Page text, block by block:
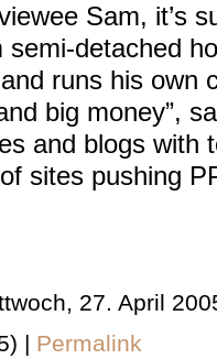
Sam, it’s
detached
runs his own
big money”,
and blogs with
sites pushing
27. April
| Permalink